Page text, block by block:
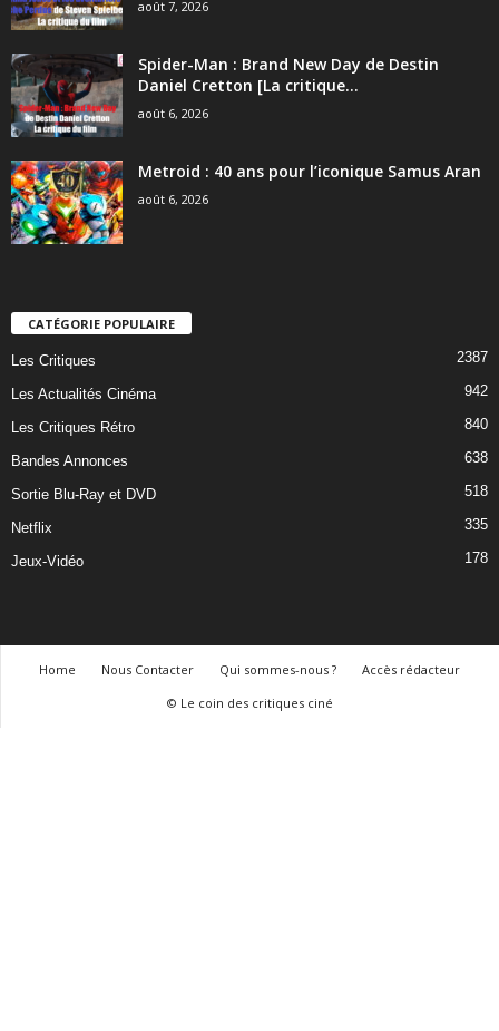
août 7, 2026
Spider-Man : Brand New Day de Destin
Daniel Cretton [La critique...
août 6, 2026
Metroid : 40 ans pour l’iconique Samus Aran
août 6, 2026
CATÉGORIE POPULAIRE
Les Critiques 2387
Les Actualités Cinéma 942
Les Critiques Rétro 840
Bandes Annonces 638
Sortie Blu-Ray et DVD 518
Netflix 335
Jeux-Vidéo 178
Home Nous Contacter Qui sommes-nous ?
Accès rédacteur
© Le coin des critiques ciné